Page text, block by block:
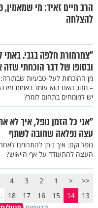
להצלחה
"צמרמורת חלפה בגבי. באתי
ובסופו של דבר הוכחתי שזה
מן ההוכחות לעל-טבעיות
– מהו, האם הוא עומד באמות
יש למומחים בתחום לומר?
"אני כל הזמן נופל, איך לא
עצה נפלאה שחובה לשתף
נופל וקם: איך ניתן להתרומם
העצה להתעודד על אף הייאוש?
<<
<
1
2
3
4
13
14
15
16
17
18